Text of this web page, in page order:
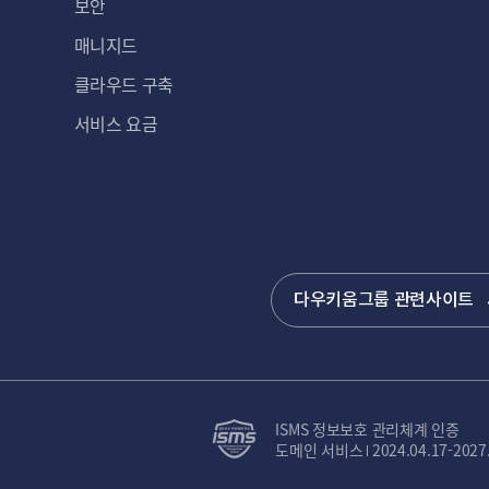
보안
매니지드
클라우드 구축
서비스 요금
다우키움그룹 관련사이트
ISMS 정보보호 관리체계 인증
도메인 서비스 2024.04.17-